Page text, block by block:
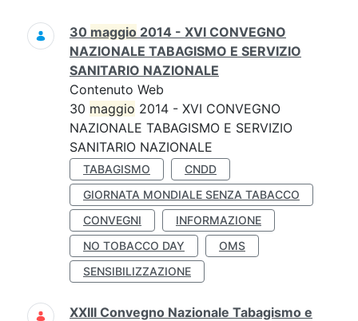
Ricerca
30 maggio 2014 - XVI CONVEGNO
NAZIONALE TABAGISMO E SERVIZIO
SANITARIO NAZIONALE
Contenuto Web
30 maggio 2014 - XVI CONVEGNO
NAZIONALE TABAGISMO E SERVIZIO
SANITARIO NAZIONALE
TABAGISMO
CNDD
GIORNATA MONDIALE SENZA TABACCO
CONVEGNI
INFORMAZIONE
NO TOBACCO DAY
OMS
SENSIBILIZZAZIONE
XXIII Convegno Nazionale Tabagismo e